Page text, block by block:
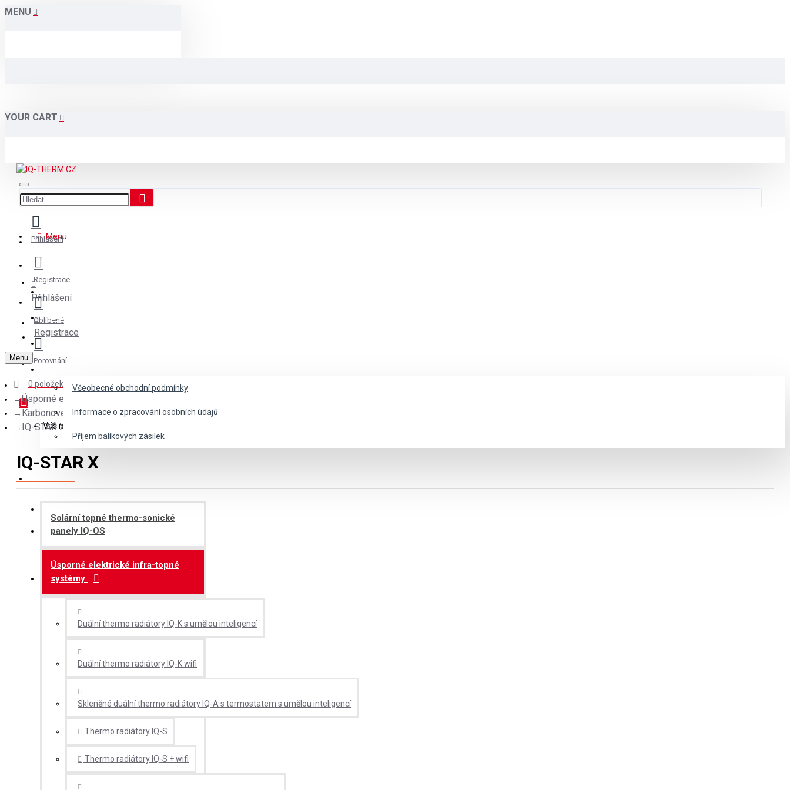
MENU
YOUR CART
Přihlášení
Registrace
Oblíbené
Porovnání
0 položek - 0 Kč
Váš nákupní košík je prázdný!
Menu
AKCE - OUTLET
POPTÁVKOVÝ FORMULÁŘ
Všeobecné obchodní podmínky
Informace o zpracování osobních údajů
Příjem balíkových zásilek
Přihlášení
Registrace
Menu
Úsporné elektrické infra-topné systémy
Karbonové infrazářiče IQ-STAR
IQ-STAR X
IQ-STAR X
Solární topné thermo-sonické
panely IQ-OS
Úsporné elektrické infra-topné
systémy
Duální thermo radiátory IQ-K s umělou inteligencí
Duální thermo radiátory IQ-K wifi
Skleněné duální thermo radiátory IQ-A s termostatem s umělou inteligencí
Thermo radiátory IQ-S
Thermo radiátory IQ-S + wifi